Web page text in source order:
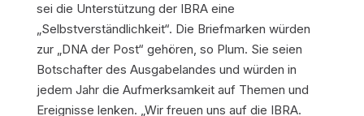
sei die Unterstützung der IBRA eine
„Selbstverständlichkeit“. Die Briefmarken würden
zur „DNA der Post“ gehören, so Plum. Sie seien
Botschafter des Ausgabelandes und würden in
jedem Jahr die Aufmerksamkeit auf Themen und
Ereignisse lenken. „Wir freuen uns auf die IBRA.